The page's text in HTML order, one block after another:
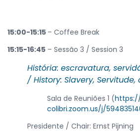
15:00-15:15 – Coffee Break
15:15-16:45 – Sessão 3 / Session 3
História: escravatura,
/ History: Slavery,
Sala de Reuniões 1 (
colibri.zoom.us/j/
Presidente / Chair: Ernst Pijning